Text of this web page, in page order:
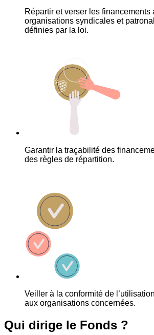
Répartir et verser les financements
organisations syndicales et
définies par la loi.
Garantir la traçabilité des
des règles de répartition.
Veiller à la conformité de
aux organisations concernées.
Qui dirige le Fonds ?